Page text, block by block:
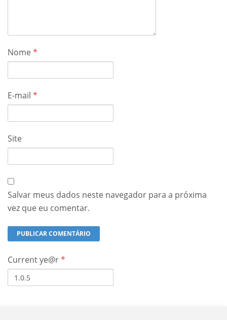
Nome*
E-mail *
Site
Salvar meus dados neste navegador para a próxima
vez que eu comentar.
Current ye@r*